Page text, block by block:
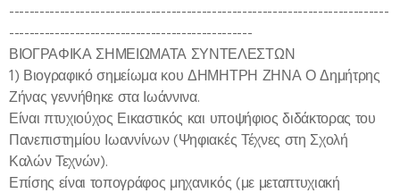
---------------------------------------------------------------------------
------------------------------------------------
ΒΙΟΓΡΑΦΙΚΑ ΣΗΜΕΙΩΜΑΤΑ ΣΥΝΤΕΛΕΣΤΩΝ
1) Βιογραφικό σημείωμα κου ΔΗΜΗΤΡΗ ΖΗΝΑ Ο Δημήτρης
Ζήνας γεννήθηκε στα Ιωάννινα.
Είναι πτυχιούχος Εικαστικός και υποψήφιος διδάκτορας του
Πανεπιστημίου Ιωαννίνων (Ψηφιακές Τέχνες στη Σχολή
Καλών Τεχνών).
Επίσης είναι τοπογράφος μηχανικός (με μεταπτυχιακή